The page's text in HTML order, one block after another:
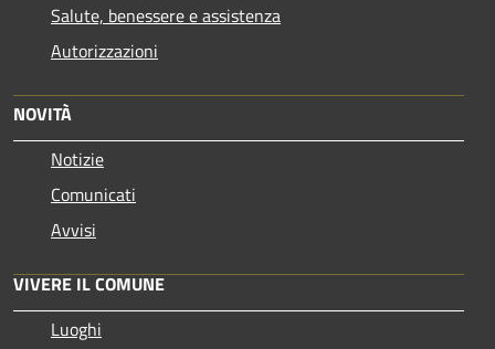
Salute, benessere e assistenza
Autorizzazioni
NOVITÀ
Notizie
Comunicati
Avvisi
VIVERE IL COMUNE
Luoghi